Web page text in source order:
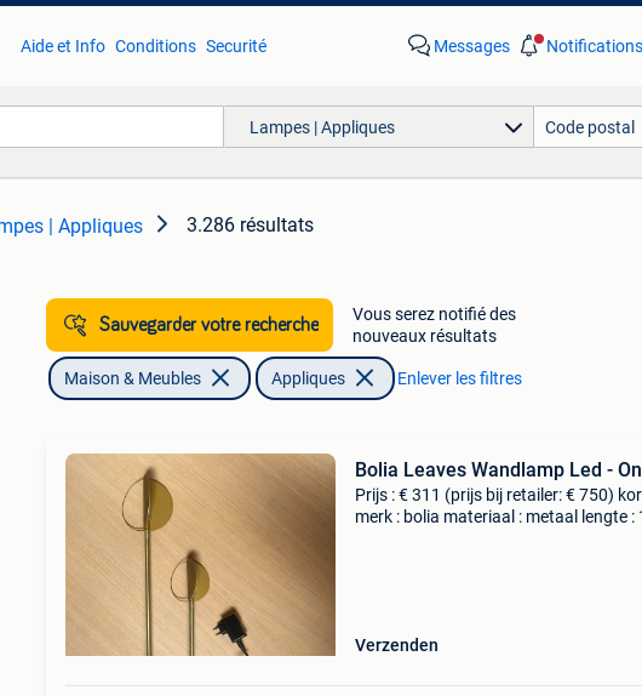
Aide et Info Conditions Securité Messages Notifications
Lampes | Appliques
| Appliques 3.286 résultats
Sauvegarder votre recherche
Vous serez notifié des
nouveaux résultats
Maison & Meubles Appliques Enlever les filtres
Bolia Leaves Wandlamp Led -
Prijs : € 311 (prijs bij retailer: € 750)
merk : bolia materiaal : metaal lengte :
Verzenden